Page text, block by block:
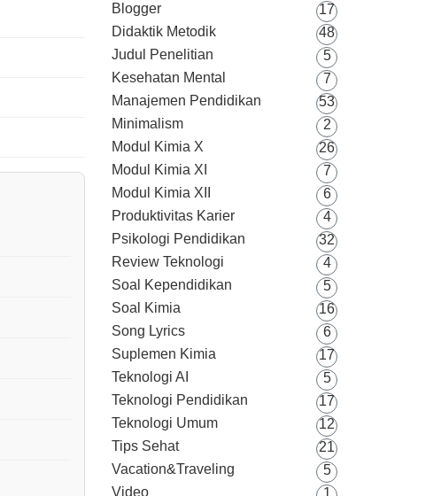
Blogger
17
Didaktik Metodik
48
Judul Penelitian
5
Kesehatan Mental
7
Manajemen Pendidikan
53
Minimalism
2
Modul Kimia X
26
Modul Kimia XI
7
Modul Kimia XII
6
Produktivitas Karier
4
Psikologi Pendidikan
32
Review Teknologi
4
Soal Kependidikan
5
Soal Kimia
16
Song Lyrics
6
Suplemen Kimia
17
Teknologi AI
5
Teknologi Pendidikan
17
Teknologi Umum
12
Tips Sehat
21
Vacation&Traveling
5
Video
1